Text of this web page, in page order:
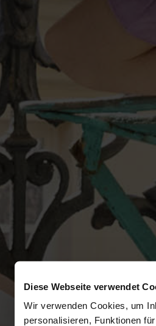
Diese Webseite verwendet
Wir verwenden Cookies, um
personalisieren, Funktionen